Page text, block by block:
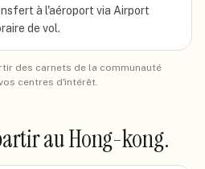
à l'aéroport via Airport
de vol.
des carnets de la communauté
centres d'intérêt.
au Hong-kong.